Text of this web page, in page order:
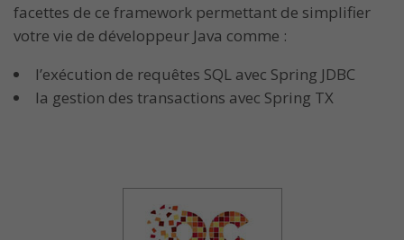
facettes de ce framework permettant de simplifier
votre vie de développeur Java comme :
l’exécution de requêtes SQL avec Spring JDBC
la gestion des transactions avec Spring TX